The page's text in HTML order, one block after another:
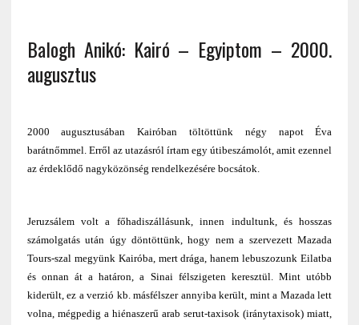
Balogh Anikó: Kairó – Egyiptom – 2000.
augusztus
2000 augusztusában Kairóban töltöttünk négy napot Éva
barátnőmmel. Erről az utazásról írtam egy útibeszámolót, amit ezennel
az érdeklődő nagyközönség rendelkezésére bocsátok.
Jeruzsálem volt a főhadiszállásunk, innen indultunk, és hosszas
számolgatás után úgy döntöttünk, hogy nem a szervezett Mazada
Tours-szal megyünk Kairóba, mert drága, hanem lebuszozunk Eilatba
és onnan át a határon, a Sinai félszigeten keresztül. Mint utóbb
kiderült, ez a verzió kb. másfélszer annyiba került, mint a Mazada lett
volna, mégpedig a hiénaszerű arab serut-taxisok (iránytaxisok) miatt,